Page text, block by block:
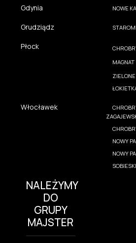
Gdynia NOWE
Grudziądz
Płock
MAGNAT
Włocławek
NOWY
NOWY
SOBIESKI
NALEŻYMY
DO
GRUPY
MAJSTER